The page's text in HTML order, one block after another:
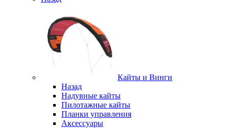
Кайты и Винги
Назад
Надувные кайты
Пилотажные кайты
Планки управления
Аксессуары